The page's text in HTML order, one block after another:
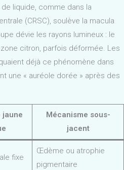
liquide, comme dans la
(CRSC), soulève la macula
dévie les rayons lumineux : le
citron, parfois déformée. Les
déjà ce phénomène dans
une « auréole dorée » après des
jaune
Mécanisme sous-
jacent
fixe
Œdème ou atrophie
pigmentaire